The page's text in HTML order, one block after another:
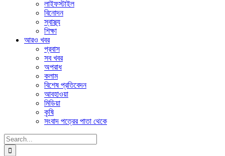
লাইফস্টাইল
বিনোদন
স্বাস্থ্য
শিক্ষা
আরও খবর
প্রবাস
সব খবর
অপরাধ
কলাম
বিশেষ প্রতিবেদন
আবহাওয়া
মিডিয়া
কৃষি
সংবাদ পত্রের পাতা থেকে
Search
for: